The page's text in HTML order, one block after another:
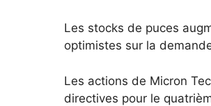
Les stocks de puces
optimistes sur la
Les actions de Micron
directives pour le